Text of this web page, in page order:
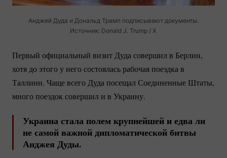
Анджей Дуда и Дональд Трамп подписывают документы.
Источник: Donald J. Trump / X
Первый официальный визит Дуда совершил в Берлин,
хотя до этого у него состоялась рабочая поездка в
Таллинн. Чаще всего Дуда посещал Соединенные Штаты,
много поездок совершил и в Украину.
Украина стала полем крупнейшей и едва ли
не самой важной дипломатической битвы
Анджея Дуды.